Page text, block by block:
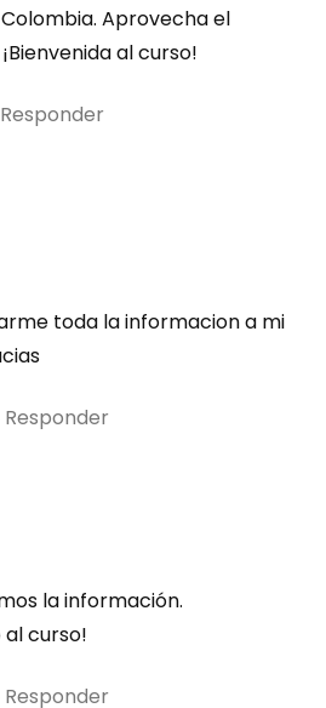
Aprovecha el
al curso!
Responder
toda la informacion a mi
Responder
la información.
al curso!
Responder